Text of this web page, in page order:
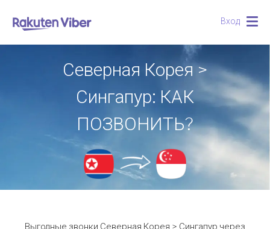
Вход
Северная Корея >
Сингапур: КАК
ПОЗВОНИТЬ?
Выгодные звонки Северная Корея > Сингапур через